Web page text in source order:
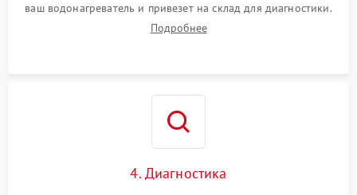
ваш водонагреватель и привезет на склад для диагностики.
Подробнее
4. Диагностика